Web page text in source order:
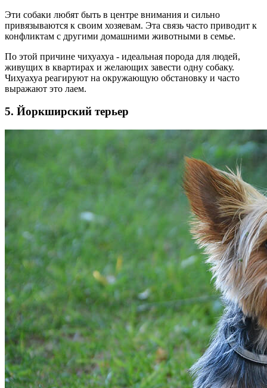
Эти собаки любят быть в центре внимания и сильно
привязываются к своим хозяевам. Эта связь часто приводит к
конфликтам с другими домашними животными в семье.
По этой причине чихуахуа - идеальная порода для людей,
живущих в квартирах и желающих завести одну собаку.
Чихуахуа реагируют на окружающую обстановку и часто
выражают это лаем.
5. Йоркширский терьер